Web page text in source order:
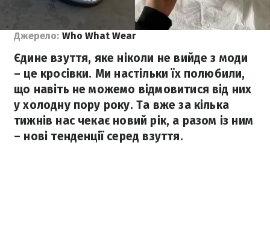
Джерело: Who What Wear
Єдине взуття, яке ніколи не вийде з моди
– це кросівки. Ми настільки їх полюбили,
що навіть не можемо відмовитися від них
у холодну пору року. Та вже за кілька
тижнів нас чекає новий рік, а разом із ним
– нові тенденції серед взуття.